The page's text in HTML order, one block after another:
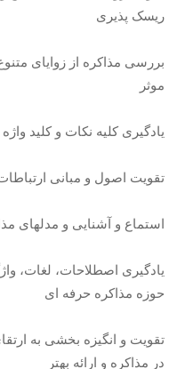
ریسک پذیری
موثر
یادگیری کلیه نکات و کلید
تقویت اصول و مبانی
استماع و آشنایی و مدلهای
حوزه مذاکره حرفه ای
در مذاکره و ارائه بهتر